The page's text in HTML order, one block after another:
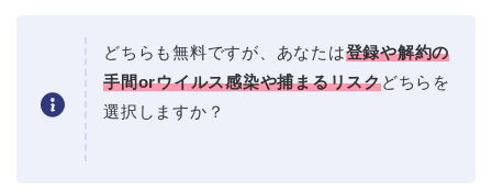
どちらも無料ですが、あなたは登録や解約の
手間orウイルス感染や捕まるリスクどちらを
選択しますか？